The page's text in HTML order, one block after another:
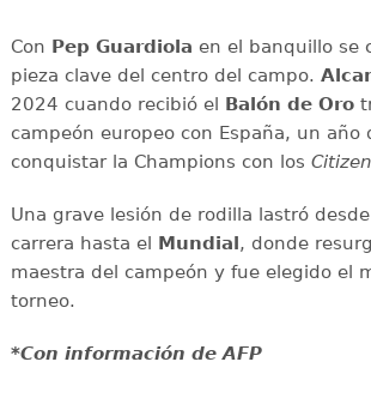
Con Pep Guardiola en el banquillo se
pieza clave del centro del campo.
2024 cuando recibió el Balón de Oro
campeón europeo con España, un año
conquistar la Champions con los
Una grave lesión de rodilla lastró
carrera hasta el Mundial, donde
maestra del campeón y fue elegido el
torneo.
*Con información de AFP